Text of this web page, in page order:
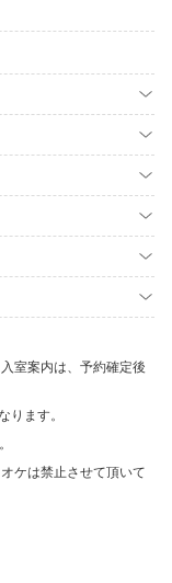
室案内は、予約確定後
ります。
ケは禁止させて頂いて